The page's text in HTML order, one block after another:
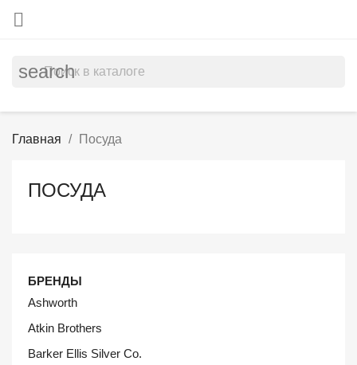

search
Главная Посуда
ПОСУДА
БРЕНДЫ
Ashworth
Atkin Brothers
Barker Ellis Silver Co.